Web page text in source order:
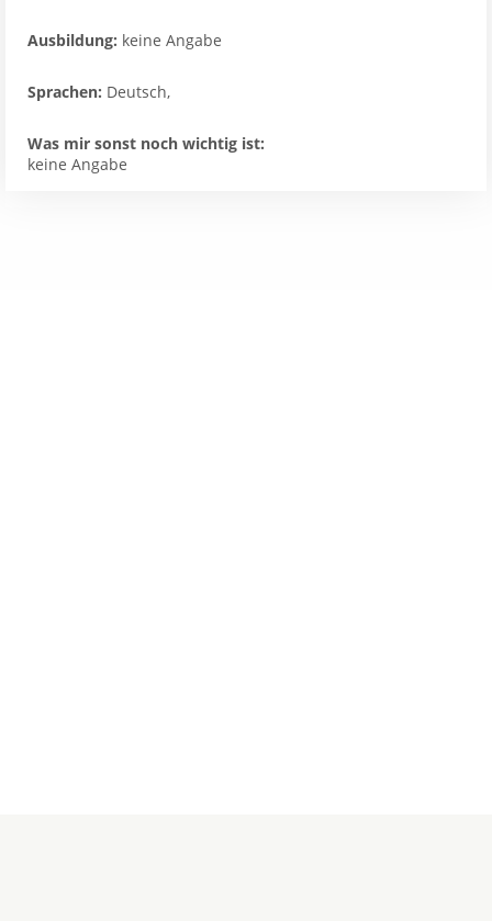
Ausbildung: keine Angabe
Sprachen: Deutsch,
Was mir sonst noch wichtig ist:
keine Angabe